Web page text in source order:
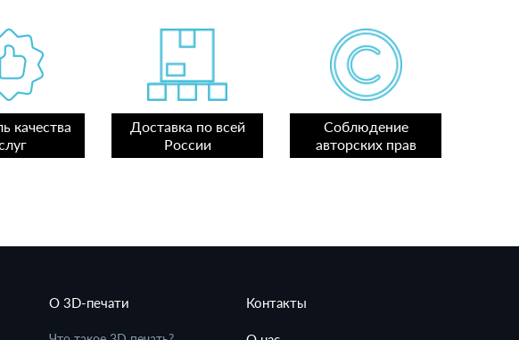
качества
Доставка по всей
России
Соблюдение
авторских прав
О 3D-печати Контакты